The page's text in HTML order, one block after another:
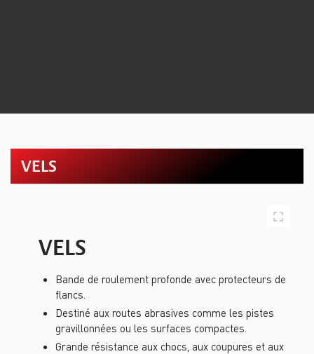
VELS
VELS
Bande de roulement profonde avec protecteurs de
flancs.
Destiné aux routes abrasives comme les pistes
gravillonnées ou les surfaces compactes.
Grande résistance aux chocs, aux coupures et aux